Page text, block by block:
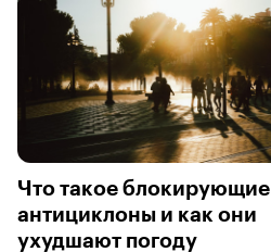
Что такое блокирующие
антициклоны и как они
ухудшают погоду